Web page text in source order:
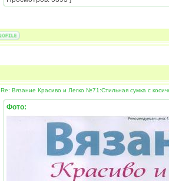
Re: Вязание Красиво и Легко №71:Стильная сумка с
Фото: